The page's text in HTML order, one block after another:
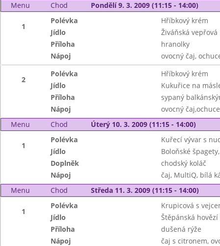
Menu Chod Pondělí 9. 3. 2009 (11:15 - 14:00)
1
Polévka
Hříbkový krém
Jídlo
Živáňská vepřová
Příloha
hranolky
Nápoj
ovocný čaj,
2
Polévka
Hříbkový krém
Jídlo
Kukuřice na
Příloha
sypaný
Nápoj
ovocný
Menu
Chod Úterý 10. 3. 2009 (11:15 - 14:00)
1
Polévka
Kuřecí vývar s
Jídlo
Boloňské
Doplněk
chodský koláč
Nápoj
čaj, MultiQ, bílá
Menu
Chod Středa 11. 3. 2009 (11:15 - 14:00)
1
Polévka
Krupicová s
Jídlo
Štěpánská
Příloha
dušená rýže
Nápoj
čaj s citronem,